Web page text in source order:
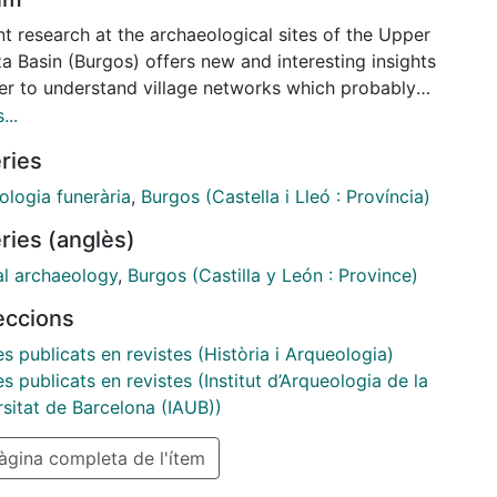
research at the archaeological sites of the Upper
Basin (Burgos) offers new and interesting insights
to understand village networks which probably
a leading role within this territory. Peasants used
surrounded by a rock-cut cemetery. Researchers
address the role played by these
on this territory in order to get an overall
of landscape organization in this area
Our work aims at examining settlement
and funerary practices in remote mountain areas.
offers a general view on this complex
and discusses the general features of these
sites, through the analysis and updating of
register. Archaeological evidence points
the existence of some patterns of behaviour that
funerària, Burgos (Castella i Lleó : Província)
(anglès)
archaeology, Burgos (Castilla y León : Province)
publicats en revistes (Història i Arqueologia)
publicats en revistes (Institut d’Arqueologia de la
de Barcelona (IAUB))
completa de l'ítem